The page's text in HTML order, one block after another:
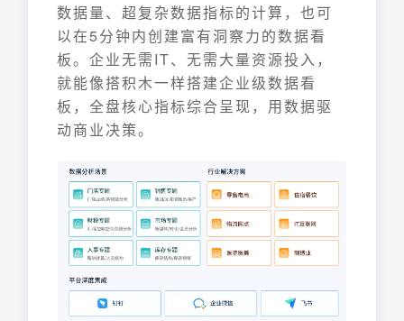
数据量、超复杂数据指标的计算，也可
以在5分钟内创建富有洞察力的数据看
板。企业无需IT、无需大量资源投入，
就能像搭积木一样搭建企业级数据看
板，全盘核心指标综合呈现，用数据驱
动商业决策。